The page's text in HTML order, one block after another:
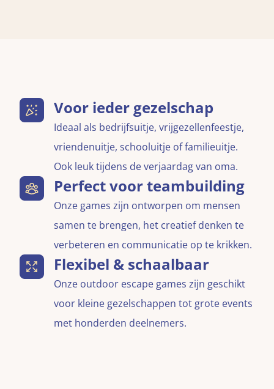
Voor ieder gezelschap
Ideaal als bedrijfsuitje, vrijgezellenfeestje,
vriendenuitje, schooluitje of familieuitje.
Ook leuk tijdens de verjaardag van oma.
Perfect voor teambuilding
Onze games zijn ontworpen om mensen
samen te brengen, het creatief denken te
verbeteren en communicatie op te krikken.
Flexibel & schaalbaar
Onze outdoor escape games zijn geschikt
voor kleine gezelschappen tot grote events
met honderden deelnemers.